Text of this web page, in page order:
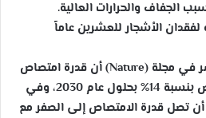
الجفاف والحرارات العالية.
لفقدان الأشجار للعشرين عاماً
وقدر البحث الذي أعدوه، ونشر في مجلة (Nature) أن قدرة امتصاص
الكربون في إفريقيا ستنخفض بنسبة 14% بحلول عام 2030، وفي
تصل قدرة الامتصاص إلى الصفر مع